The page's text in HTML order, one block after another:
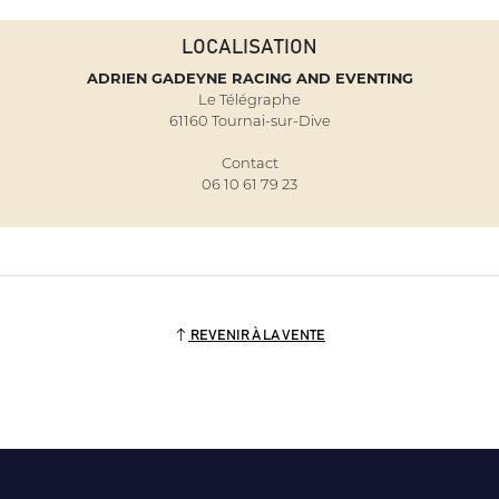
LOCALISATION
ADRIEN GADEYNE RACING AND EVENTING
Le Télégraphe
61160 Tournai-sur-Dive
Contact
06 10 61 79 23
REVENIR À LA VENTE